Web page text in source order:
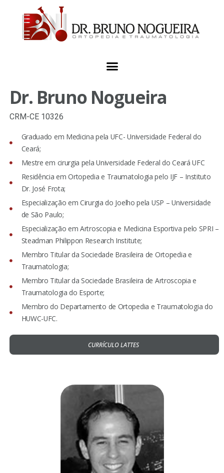
Dr. Bruno Nogueira
CRM-CE 10326
Graduado em Medicina pela UFC- Universidade Federal do
Ceará;
Mestre em cirurgia pela Universidade Federal do Ceará UFC
Residência em Ortopedia e Traumatologia pelo IJF – Instituto
Dr. José Frota;
Especialização em Cirurgia do Joelho pela USP – Universidade
de São Paulo;
Especialização em Artroscopia e Medicina Esportiva pelo SPRI –
Steadman Philippon Research Institute;
Membro Titular da Sociedade Brasileira de Ortopedia e
Traumatologia;
Membro Titular da Sociedade Brasileira de Artroscopia e
Traumatologia do Esporte;
Membro do Departamento de Ortopedia e Traumatologia do
HUWC-UFC.
CURRÍCULO LATTES